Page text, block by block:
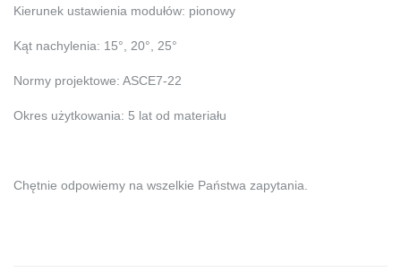
Kierunek ustawienia modułów: pionowy
Kąt nachylenia: 15°, 20°, 25°
Normy projektowe: ASCE7-22
Okres użytkowania: 5 lat od materiału
Chętnie odpowiemy na wszelkie Państwa zapytania.